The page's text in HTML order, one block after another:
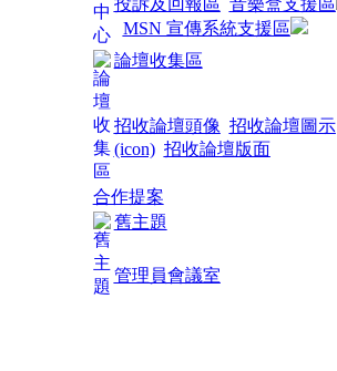
投訴及回報區 音樂盒支援區
MSN 宣傳系統支援區
論壇收集區
招收論壇頭像 招收論壇圖示
(icon) 招收論壇版面
合作提案
舊主題
管理員會議室